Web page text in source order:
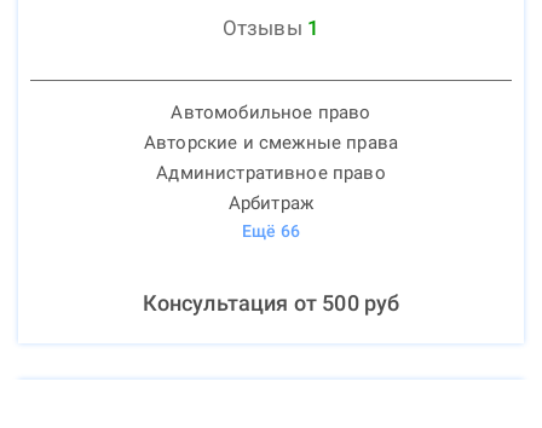
Отзывы 1
Автомобильное право
Авторские и смежные права
Административное право
Арбитраж
Ещё 66
Консультация от 500руб